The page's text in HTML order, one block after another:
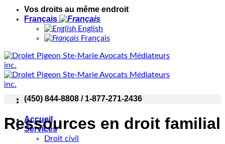
Vos droits au même endroit
Français
English
Français
Accueil
Services
Droit civil
(450) 844-8808 / 1-877-271-2436
Ressources en droit familial